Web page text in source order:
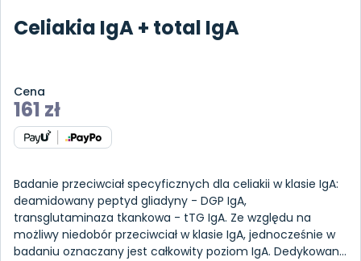
Celiakia IgA + total IgA
Cena
161 zł
Badanie przeciwciał specyficznych dla celiakii w klasie IgA:
deamidowany peptyd gliadyny - DGP IgA,
transglutaminaza tkankowa - tTG IgA. Ze względu na
możliwy niedobór przeciwciał w klasie IgA, jednocześnie w
badaniu oznaczany jest całkowity poziom IgA. Dedykowane